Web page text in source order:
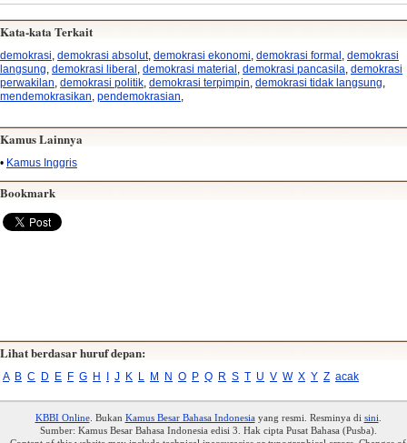
Kata-kata Terkait
demokrasi demokrasi absolut, demokrasi ekonomi demokrasi formal demokrasi
langsung demokrasi liberal demokrasi material demokrasi pancasila demokrasi
perwakilan demokrasi politik demokrasi terpimpin demokrasi tidak langsung
mendemokrasikan pendemokrasian
Kamus Lainnya
• Kamus Inggris
Bookmark
Lihat berdasar huruf depan:
A B C D E F G H J K L M N O P Q R S T U V W X Y Z acak
KBBI Online. Bukan Kamus Besar Bahasa Indonesiayang resmi. Resminya di sini
Sumber: Kamus Besar Bahasa Indonesia edisi 3. Hak cipta Pusat Bahasa (Pusba).